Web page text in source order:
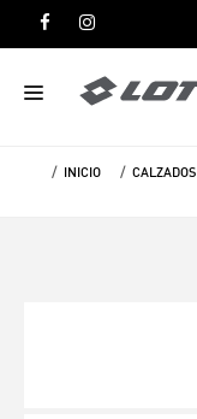
INICIO CALZADOS